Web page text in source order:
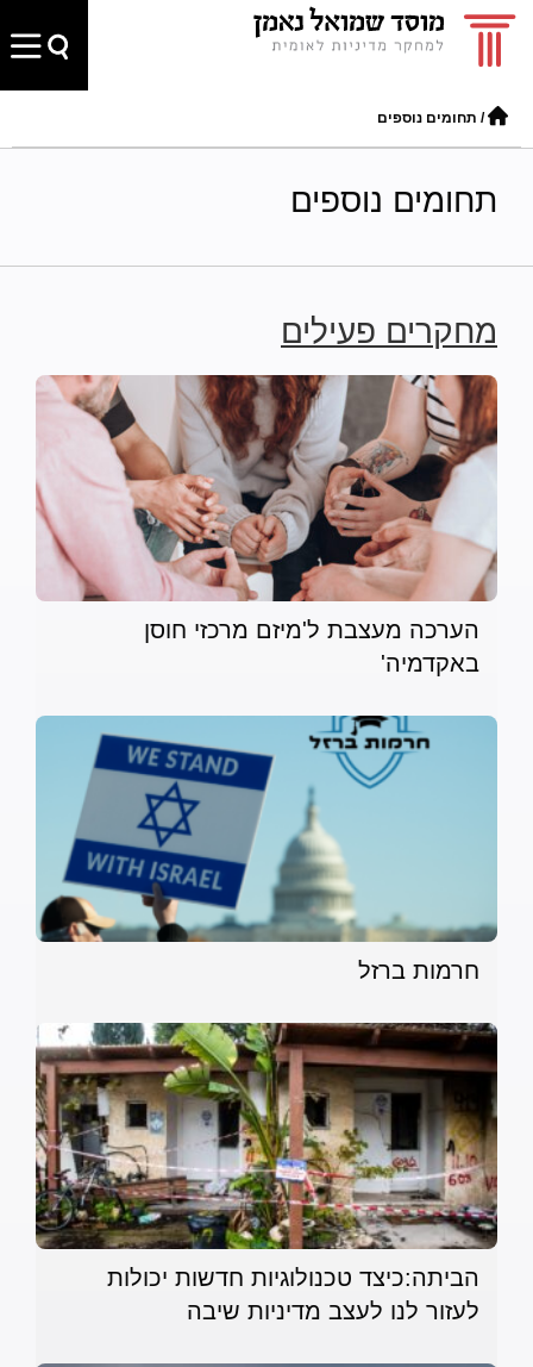
/ תחומים נוספים
תחומים נוספים
מחקרים פעילים
הערכה מעצבת ל'מיזם מרכזי חוסן
באקדמיה'
חרמות ברזל
הביתה:כיצד טכנולוגיות חדשות יכולות
לעזור לנו לעצב מדיניות שיבה